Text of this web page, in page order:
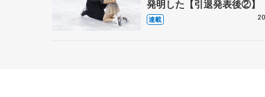
発明した【引退発表後②】
連載